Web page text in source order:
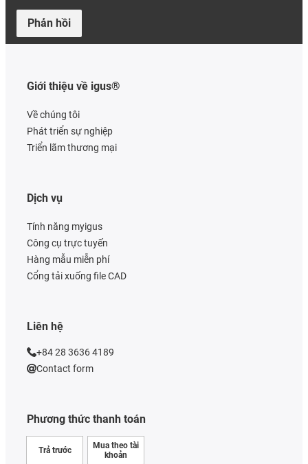
Phản hồi
Giới thiệu về igus®
Về chúng tôi
Phát triển sự nghiệp
Triển lãm thương mại
Phương thức thanh toán
Trả trước
Mua theo tài
khoản
Dịch vụ
Tính năng myigus
Công cụ trực tuyến
Hàng mẫu miễn phí
Cổng tải xuống file CAD
Liên hệ
+84 28 3636 4189
Contact form